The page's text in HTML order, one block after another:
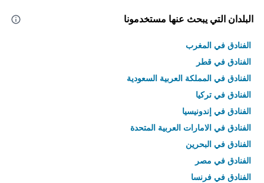
البلدان التي يبحث عنها مستخدمونا
الفنادق في المغرب
الفنادق في قطر
الفنادق في المملكة العربية السعودية
الفنادق في تركيا
الفنادق في إندونيسيا
الفنادق في الامارات العربية المتحدة
الفنادق في البحرين
الفنادق في مصر
الفنادق في فرنسا